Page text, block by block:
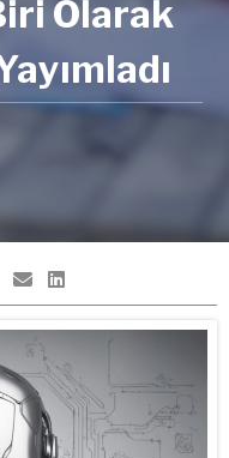
Olarak